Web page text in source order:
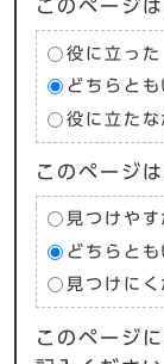
このページ
役に立った
どちらとも
役に立たな
このページ
見つけやす
どちらとも
見つけにく
このページ